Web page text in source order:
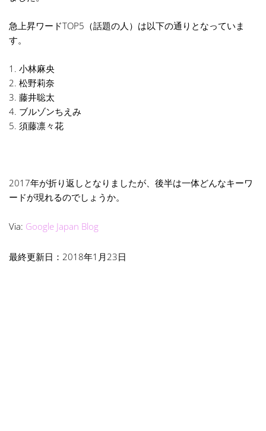
急上昇ワードTOP5（話題の人）は以下の通りとなっていま
す。
1. 小林麻央
2. 松野莉奈
3. 藤井聡太
4. ブルゾンちえみ
5. 須藤凛々花
2017年が折り返しとなりましたが、後半は一体どんなキーワ
ードが現れるのでしょうか。
Via: Google Japan Blog
最終更新日：2018年1月23日